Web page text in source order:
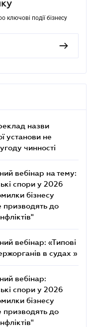
ключові події бізнесу
назви
установи не
чинності
вебінар на тему:
спори у 2026
бізнесу
призводять до
вебінар: «Типові
в судах »
вебінар:
спори у 2026
бізнесу
призводять до